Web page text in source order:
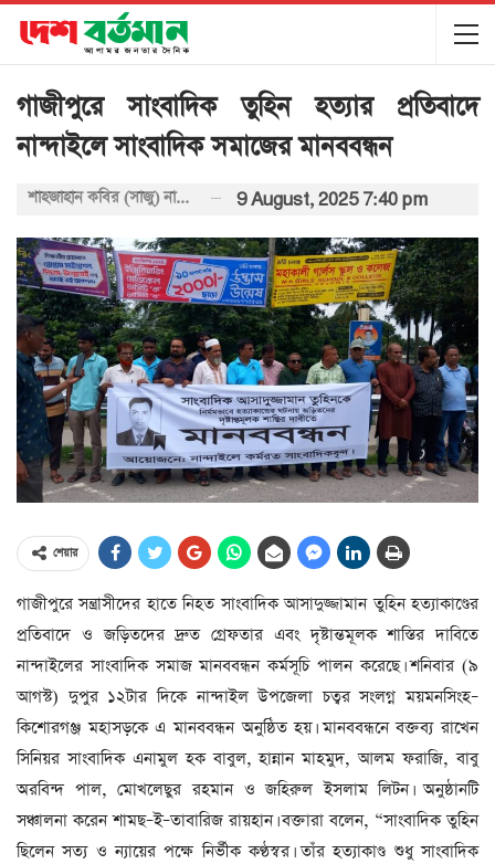
গাজীপুরে সাংবাদিক তুহিন হত্যার প্রতিবাদে
নান্দাইলে সাংবাদিক সমাজের মানববন্ধন
শাহজাহান কবির (সাজু) নান্দাইল (ময়মনসিংহ) প্রতিনিধি: 9 August, 2025 7:40 pm
শেয়ার
গাজীপুরে সন্ত্রাসীদের হাতে নিহত সাংবাদিক আসাদুজ্জামান তুহিন হত্যাকাণ্ডের
প্রতিবাদে ও জড়িতদের দ্রুত গ্রেফতার এবং দৃষ্টান্তমূলক শাস্তির দাবিতে
নান্দাইলের সাংবাদিক সমাজ মানববন্ধন কর্মসূচি পালন করেছে। শনিবার (৯
আগস্ট) দুপুর ১২টার দিকে নান্দাইল উপজেলা চত্বর সংলগ্ন ময়মনসিংহ–
কিশোরগঞ্জ মহাসড়কে এ মানববন্ধন অনুষ্ঠিত হয়। মানববন্ধনে বক্তব্য রাখেন
সিনিয়র সাংবাদিক এনামুল হক বাবুল, হান্নান মাহমুদ, আলম ফরাজি, বাবু
অরবিন্দ পাল, মোখলেছুর রহমান ও জহিরুল ইসলাম লিটন। অনুষ্ঠানটি
সঞ্চালনা করেন শামছ–ই–তাবারিজ রায়হান। বক্তারা বলেন, “সাংবাদিক তুহিন
ছিলেন সত্য ও ন্যায়ের পক্ষে নির্ভীক কণ্ঠস্বর। তাঁর হত্যাকাণ্ড শুধু সাংবাদিক